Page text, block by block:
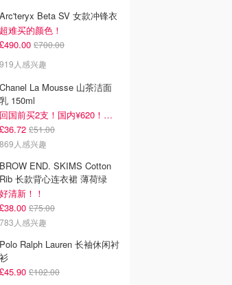
Arc'teryx Beta SV 女款冲锋衣
超难买的颜色！
£490.00 £700.00
919人感兴趣
Chanel La Mousse 山茶洁面
乳 150ml
回国前买2支！国内¥620！立省近一半！
£36.72 £51.00
869人感兴趣
BROW END. SKIMS Cotton
Rib 长款背心连衣裙 薄荷绿
好清新！！
£38.00 £75.00
783人感兴趣
Polo Ralph Lauren 长袖休闲衬
衫
£45.90 £102.00